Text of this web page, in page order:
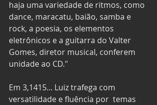
haja uma variedade de ritmos, como
dance, maracatu, baião, samba e
rock, a poesia, os elementos
eletrônicos e a guitarra do Valter
Gomes, diretor musical, conferem
unidade ao CD."
Em 3,1415... Luiz trafega com
versatilidade e fluência por  temas